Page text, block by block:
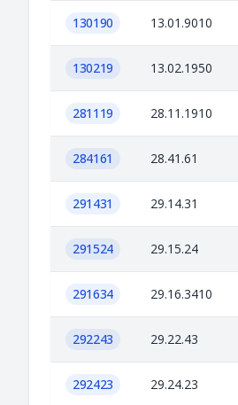
130190 13.01.9010
130219 13.02.1950
281119 28.11.1910
284161 28.41.61
291431 29.14.31
291524 29.15.24
291634 29.16.3410
292243 29.22.43
292423 29.24.23